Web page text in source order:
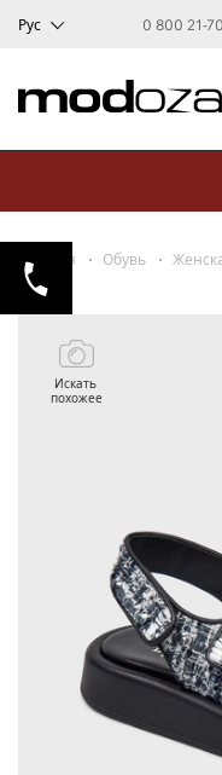
Рус 0 800 21-
Главная Обувь
Искать
похожее